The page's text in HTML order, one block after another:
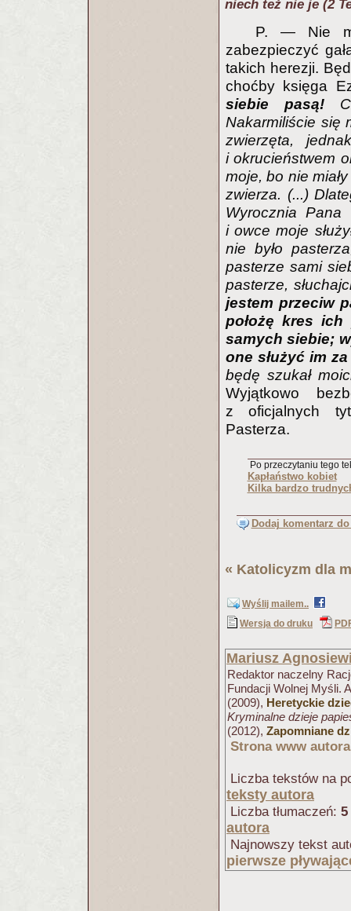
niech też nie je (2
P. — Nie
zabezpieczyć
takich herezji.
choćby księga
siebie pasą!
Nakarmiliście się
zwierzęta,
i okrucieństwem
moje, bo nie
zwierza. (...)
Wyrocznia Pana
i owce moje
nie było
pasterze sami
pasterze,
jestem przeciw
położę kres
samych siebie;
one służyć im
będę szukał
Wyjątkowo
z oficjalnych
Pasterza.
Po przeczytaniu tego
Kapłaństwo kobiet
Kilka bardzo
Dodaj komentarz
« Katolicyzm dla
Wyślij mailem..
Wersja do druku
Mariusz
Redaktor naczelny
Fundacji Wolnej Myśli.
(2009), Heretyckie
Kryminalne dzieje
(2012), Zapomniane
Strona www autora
Liczba tekstów na
teksty autora
Liczba tłumaczeń: 5
autora
Najnowszy tekst
pierwsze